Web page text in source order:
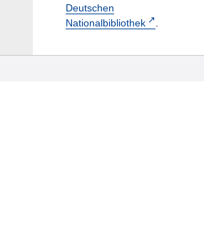
Deutschen
Nationalbibliothek
.